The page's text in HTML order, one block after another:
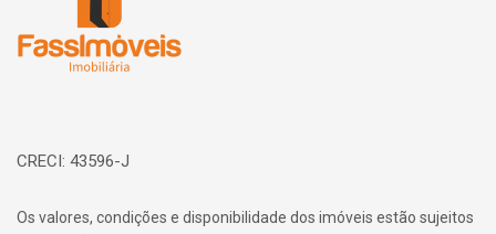
CRECI: 43596-J
Os valores, condições e disponibilidade dos imóveis estão sujeitos